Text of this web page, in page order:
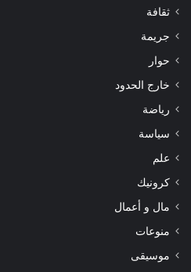
ثقافة
جريمة
حوار
خارج الحدود
رياضة
سياسة
علم
كرونيك
مال و أعمال
منوعات
موسيقى